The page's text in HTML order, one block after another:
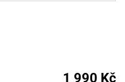
1 990 Kč